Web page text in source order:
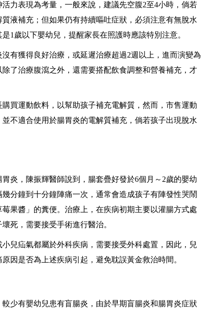
力表現為考量，一般來說，建議先空腹2至4小時，倘若
液補充；但如果仍有持續嘔吐症狀，必須注意有無脫水
1歲以下嬰幼兒，提醒家長在照護時應該特別注意。
有獲得良好治療，或延遲治療超過2週以上，進而演變為
了治療腹瀉之外，還需要搭配飲食調整和營養補充，才
買運動飲料，以幫助孩子補充電解質，然而，市售運動
不適合使用於腸胃炎的電解質補充，倘若孩子出現脫水
炎，陳振輝醫師說到，腸套疊好發於6個月～2歲的嬰幼
分鐘到十分鐘陣痛一次，通常會造成孩子有陣發性哭鬧
果醬」的糞便。治療上，在疾病初期主要以灌腸方式處
死，需要接受手術進行醫治。
兒疝氣都屬於外科疾病，需要接受外科處置，因此，兒
因是否為上述疾病引起，避免耽誤黃金救治時間。
少有嬰幼兒患有盲腸炎，由於早期盲腸炎和腸胃炎症狀